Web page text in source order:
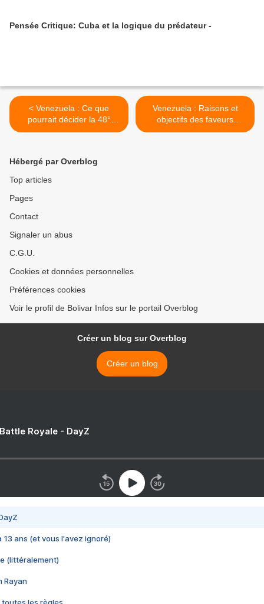
Pensée Critique: Cuba et la logique du prédateur -
< Venezuela : Ce que
pourrait décider la 48°
Assemblée Générale de
Venezuela : Raisons et
objectifs des faveurs
accordées aux politiciens
Hébergé par Overblog
Top articles
Pages
Contact
Signaler un abus
C.G.U.
Cookies et données personnelles
Préférences cookies
Voir le profil de Bolivar Infos sur le portail Overblog
Créer un blog sur Overblog
Créer un blog
Royale - DayZ
13 ans (et vous l'avez ignoré)
(littéralement)
Rayan